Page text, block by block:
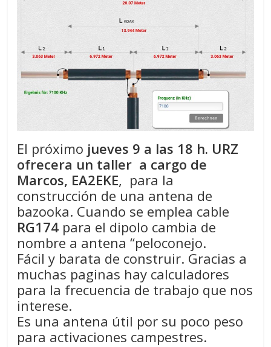
Zaragoza
El próximo jueves 9 a las 18 h. URZ
ofrecera un taller a cargo de
Marcos, EA2EKE, para la
construcción de una antena de
bazooka. Cuando se emplea cable
RG174 para el dipolo cambia de
nombre a antena “peloconejo.
Fácil y barata de construir. Gracias a
muchas paginas hay calculadores
para la frecuencia de trabajo que nos
interese.
Es una antena útil por su poco peso
para activaciones campestres.